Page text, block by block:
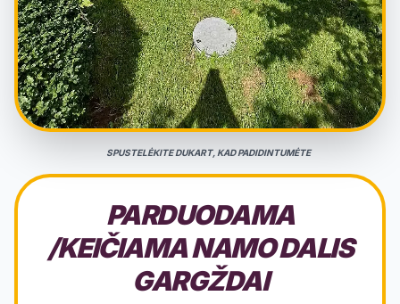
SPUSTELĖKITE DUKART, KAD PADIDINTUMĖTE
PARDUODAMA
/KEIČIAMA NAMO DALIS
GARGŽDAI